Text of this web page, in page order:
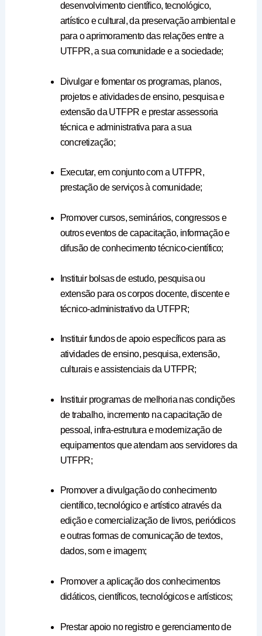
desenvolvimento científico, tecnológico,
artístico e cultural, da preservação ambiental e
para o aprimoramento das relações entre a
UTFPR, a sua comunidade e a sociedade;
Divulgar e fomentar os programas, planos,
projetos e atividades de ensino, pesquisa e
extensão da UTFPR e prestar assessoria
técnica e administrativa para a sua
concretização;
Executar, em conjunto com a UTFPR,
prestação de serviços à comunidade;
Promover cursos, seminários, congressos e
outros eventos de capacitação, informação e
difusão de conhecimento técnico-científico;
Instituir bolsas de estudo, pesquisa ou
extensão para os corpos docente, discente e
técnico-administrativo da UTFPR;
Instituir fundos de apoio específicos para as
atividades de ensino, pesquisa, extensão,
culturais e assistenciais da UTFPR;
Instituir programas de melhoria nas condições
de trabalho, incremento na capacitação de
pessoal, infra-estrutura e modernização de
equipamentos que atendam aos servidores da
UTFPR;
Promover a divulgação do conhecimento
científico, tecnológico e artístico através da
edição e comercialização de livros, periódicos
e outras formas de comunicação de textos,
dados, som e imagem;
Promover a aplicação dos conhecimentos
didáticos, científicos, tecnológicos e artísticos;
Prestar apoio no registro e gerenciamento de